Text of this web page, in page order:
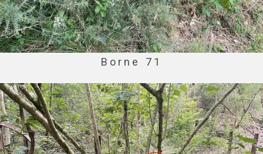
Borne 71